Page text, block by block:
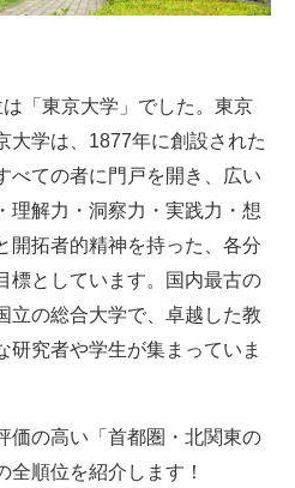
「東京大学」でした。東京
大学は、1877年に創設された
べての者に門戸を開き、広い
理解力・洞察力・実践力・想
開拓者的精神を持った、各分
標としています。国内最古の
立の総合大学で、卓越した教
研究者や学生が集まっていま
の高い「首都圏・北関東の
全順位を紹介します！